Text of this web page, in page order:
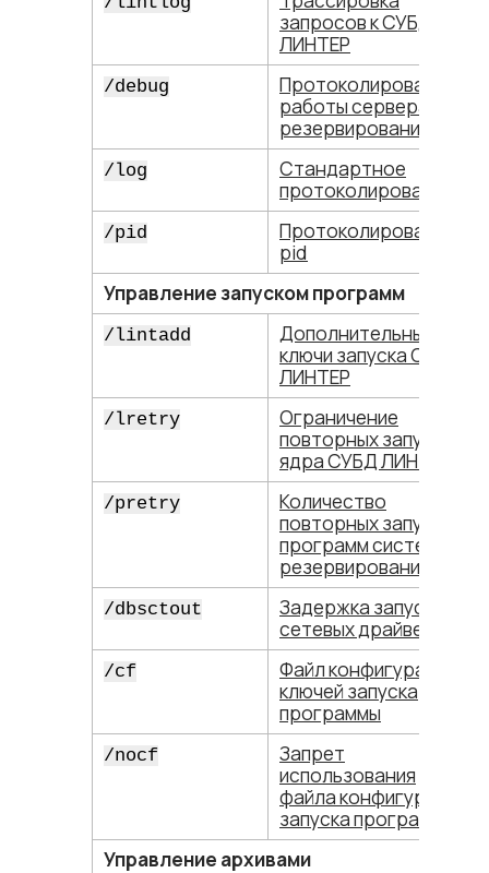
запросов к СУБД
ЛИНТЕР
/debug
Протоколирование
работы сервера
резервирования
/log
Стандартное
протоколирование
/pid
Протоколирование
pid
Управление запуском программ
/lintadd
Дополнительные
ключи запуска СУБД
ЛИНТЕР
/lretry
Ограничение
повторных запусков
ядра СУБД ЛИНТЕР
/pretry
Количество
повторных запусков
программ системы
резервирования
/dbsctout
Задержка запуска
сетевых драйверов
/cf
Файл конфигурации
ключей запуска
программы
/nocf
Запрет
использования
файла конфигурации
запуска программы
Управление архивами